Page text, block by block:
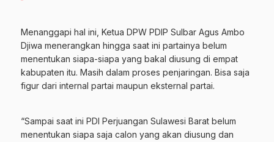
Menanggapi hal ini, Ketua DPW PDIP Sulbar Agus Ambo
Djiwa menerangkan hingga saat ini partainya belum
menentukan siapa-siapa yang bakal diusung di empat
kabupaten itu. Masih dalam proses penjaringan. Bisa saja
figur dari internal partai maupun eksternal partai.
“Sampai saat ini PDI Perjuangan Sulawesi Barat belum
menentukan siapa saja calon yang akan diusung dan